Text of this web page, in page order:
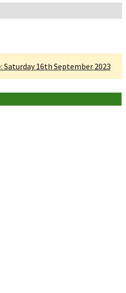
Saturday 16th September 2023